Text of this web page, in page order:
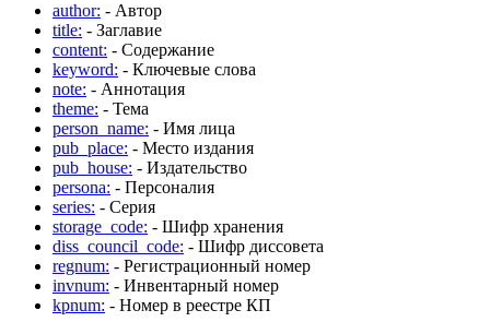
author: - Автор
title: - Заглавие
content: - Содержание
keyword: - Ключевые слова
note: - Аннотация
theme: - Тема
person_name: - Имя лица
pub_place: - Место издания
pub_house: - Издательство
persona: - Персоналия
series: - Серия
storage_code: - Шифр хранения
diss_council_code: - Шифр диссовета
regnum: - Регистрационный номер
invnum: - Инвентарный номер
kpnum: - Номер в реестре КП